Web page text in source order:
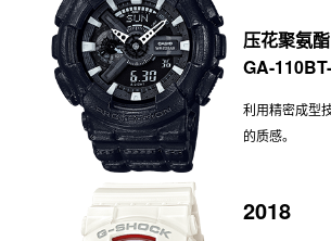
压花聚氨酯
GA-
利用精密成型
的质感。
2018